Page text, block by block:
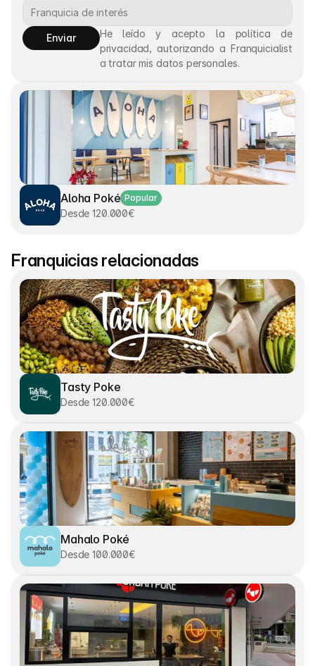
Enviar
He leído y acepto la política de
privacidad, autorizando a Franquicialist
a tratar mis datos personales.
Aloha Poké Popular
Desde 120.000€
Franquicias relacionadas
Tasty Poke
Desde 120.000€
Mahalo Poké
Desde 100.000€